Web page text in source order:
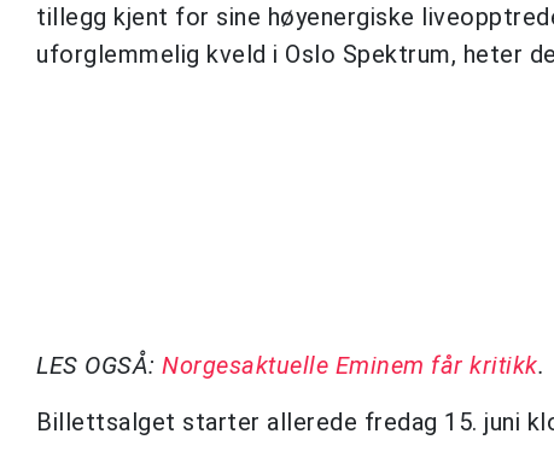
tillegg kjent for sine høyenergiske
uforglemmelig kveld i Oslo Spektrum, heter
LES OGSÅ: Norgesaktuelle Eminem får kritikk.
Billettsalget starter allerede fredag 15. juni